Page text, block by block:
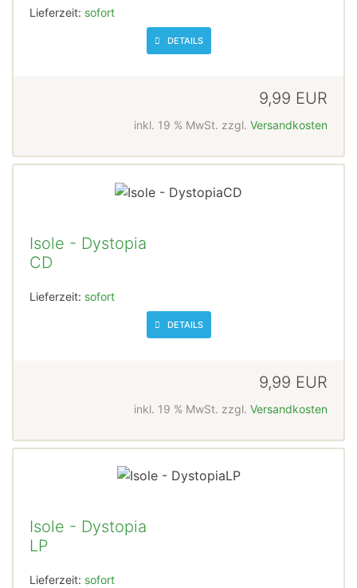
Lieferzeit: sofort
DETAILS
9,99 EUR
inkl. 19 % MwSt. zzgl. Versandkosten
Isole - Dystopia
CD
Lieferzeit: sofort
DETAILS
9,99 EUR
inkl. 19 % MwSt. zzgl. Versandkosten
Isole - Dystopia
LP
Lieferzeit: sofort